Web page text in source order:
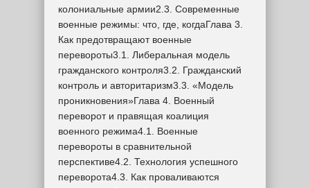
колониальные армии2.3. Современные
военные режимы: что, где, когдаГлава 3.
Как предотвращают военные
перевороты3.1. Либеральная модель
гражданского контроля3.2. Гражданский
контроль и авторитаризм3.3. «Модель
проникновения»Глава 4. Военный
переворот и правящая коалиция
военного режима4.1. Военные
перевороты в сравнительной
перспективе4.2. Технология успешного
переворота4.3. Как проваливаются